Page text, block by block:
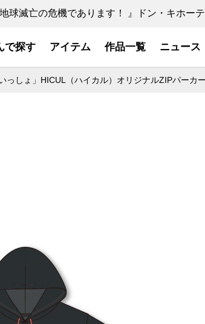
球滅亡の危機であります！ 』ドン・キホー
で探す アイテム 作品一覧 ニュース
っしょ」HICUL（ハイカル）オリジナルZIPパーカ